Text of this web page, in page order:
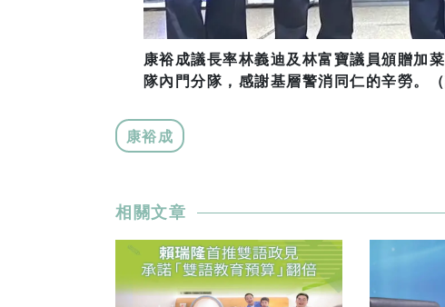
康裕成議長率林義迪及林富寶議員頒贈加
隊內門分隊，感謝基層警消同仁的辛勞。（
康裕成
相關文章